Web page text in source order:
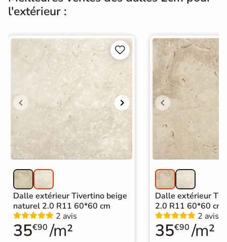
Origine
Type de pose
Pose collée
Pose sur plots
Pose sur plots
Catégories
Carrelage 60x60 Carrelage Beige
|
Carrelage Vert
Carrelage sur plot effet pierre
l'extérieur :


Dalle extérieur Tivertino beige
naturel 2.0 R11 60*60 cm
2 avis
35€90 /m²
Dalle extérieur
2.0 R11 60*60 cm
2 avis
35€90 /m²